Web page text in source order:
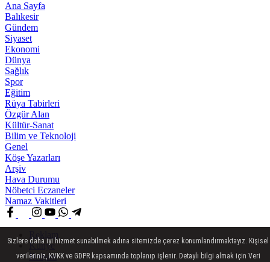
Ana Sayfa
Balıkesir
Gündem
Siyaset
Ekonomi
Dünya
Sağlık
Spor
Eğitim
Rüya Tabirleri
Özgür Alan
Kültür-Sanat
Bilim ve Teknoloji
Genel
Köşe Yazarları
Arşiv
Hava Durumu
Nöbetci Eczaneler
Namaz Vakitleri
Künye
İletişim
Sizlere daha iyi hizmet sunabilmek adına sitemizde çerez konumlandırmaktayız. Kişisel
verileriniz, KVKK ve GDPR kapsamında toplanıp işlenir. Detaylı bilgi almak için Veri